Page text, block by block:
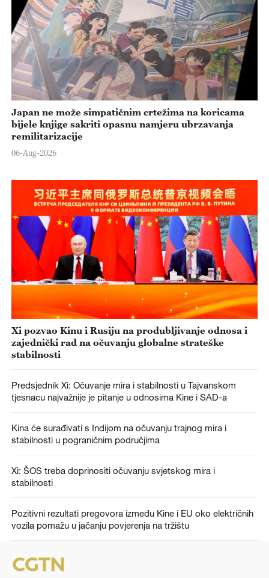
Japan ne može simpatičnim crtežima na koricama
bijele knjige sakriti opasnu namjeru ubrzavanja
remilitarizacije
06-Aug-2026
Xi pozvao Kinu i Rusiju na produbljivanje odnosa i
zajednički rad na očuvanju globalne strateške
stabilnosti
Predsjednik Xi: Očuvanje mira i stabilnosti u Tajvanskom
tjesnacu najvažnije je pitanje u odnosima Kine i SAD-a
Kina će surađivati s Indijom na očuvanju trajnog mira i
stabilnosti u pograničnim područjima
Xi: ŠOS treba doprinositi očuvanju svjetskog mira i
stabilnosti
Pozitivni rezultati pregovora između Kine i EU oko električnih
vozila pomažu u jačanju povjerenja na tržištu